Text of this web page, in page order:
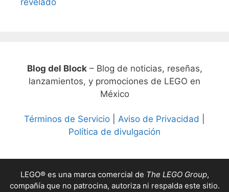
revelado
Blog del Block– Blog de noticias, reseñas,
lanzamientos, y promociones de LEGO en
México
Términos de Servicio Aviso de Privacidad
Política de divulgación
LEGO® es una marca comercial de The LEGO Group,
compañía que no patrocina, autoriza ni respalda este sitio.